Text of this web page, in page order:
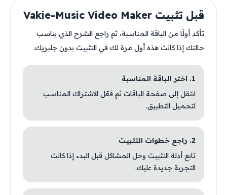
قبل تثبيت Vakie-Music Video Maker
تأكد أولًا من الباقة المناسبة، ثم راجع الشرح الذي يناسب
حالتك إذا كانت هذه أول مرة لك في التثبيت بدون جلبريك.
1. اختر الباقة المناسبة
انتقل إلى صفحة الباقات ثم فعّل الاشتراك المناسب
لتحميل التطبيق.
2. راجع خطوات التثبيت
تابع أدلة التثبيت وحل المشاكل قبل البدء إذا كانت
التجربة جديدة عليك.